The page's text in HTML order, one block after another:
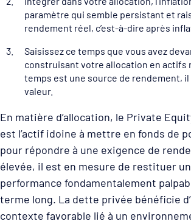
paramètre qui semble persistant et
rendement réel, c’est-à-dire après
Saisissez ce temps que vous avez
construisant votre allocation en actifs
temps est une source de rendement, il
valeur.
En matière d’allocation, le Private
est l’actif idoine à mettre en fonds de
pour répondre à une exigence de
élevée, il est en mesure de restituer
performance fondamentalement
terme long. La dette privée bénéficie
contexte favorable lié à un